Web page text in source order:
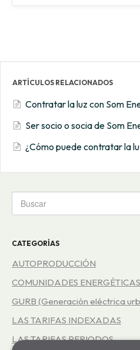
ARTÍCULOS RELACIONADOS
Contratar la luz con Som
Ser socio o socia de Som
¿Cómo puede contratar la
CATEGORÍAS
AUTOPRODUCCIÓN
COMUNIDADES ENERGÉTICAS
GURB (Generación eléctrica
LAS TARIFAS INDEXADAS
LAS TARIFAS PERIODOS